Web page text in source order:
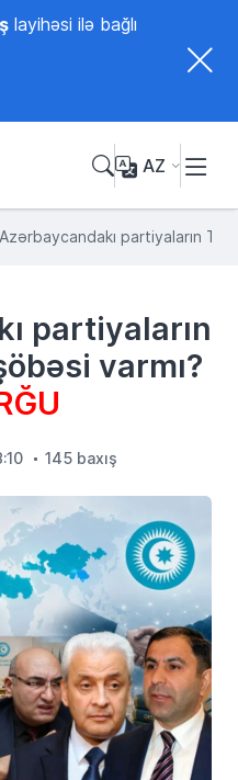
layihəsi ilə bağlı
AZ
Azərbaycandakı partiyaların
partiyaların
varmı?
145 baxış